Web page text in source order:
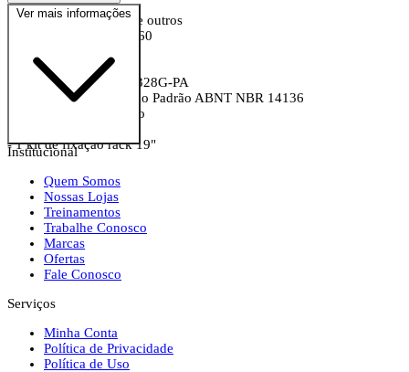
Emissão de segurança e outros
- Anatel 15520-23-00160
Conteúdo
- 1 Switch Intelbras S2328G-PA
- 1 Cabo de Alimentação Padrão ABNT NBR 14136
- 1 Cabo de aterramento
- 1 kit de fixação rack 19"
Ver mais informações
Institucional
Quem Somos
Nossas Lojas
Treinamentos
Trabalhe Conosco
Marcas
Ofertas
Fale Conosco
Serviços
Minha Conta
Política de Privacidade
Política de Uso